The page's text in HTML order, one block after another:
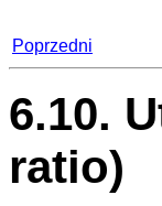
Poprzedni
6.10.
ratio)